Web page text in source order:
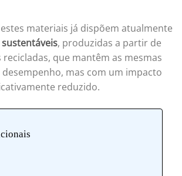
materiais já dispõem atualmente
, produzidas a partir de
que mantêm as mesmas
mas com um impacto
reduzido.